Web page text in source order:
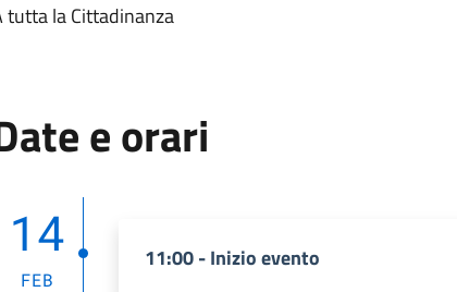
tutta la Cittadinanza
e orari
14
FEB
11:00 - Inizio evento